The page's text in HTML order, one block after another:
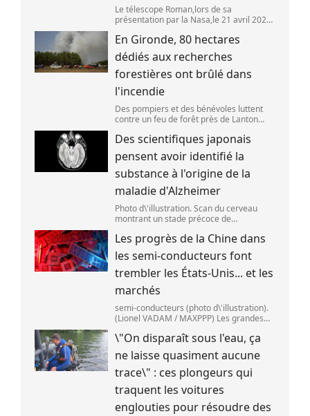
Le télescope Roman,lors de sa
présentation par la Nasa,le 21 avril 2026
LOEB )
En Gironde, 80 hectares
dédiés aux recherches
forestières ont brûlé dans
l'incendie
Des pompiers et des bénévoles luttent
contre un feu de forêt près de Lanton
Des scientifiques japonais
pensent avoir identifié la
substance à l'origine de la
maladie d'Alzheimer
Photo d\'illustration. Scan du cerveau
montrant un stade précoce de
2025 à Londres,en Angleterre. (Peter
Dazeley / Getty Images Europe)
Les progrès de la Chine dans
les semi-conducteurs font
trembler les États-Unis... et les
marchés
semi-conducteurs (photo d\'illustration).
(Lionel VADAM / MAXPPP) Les grandes
de bourse reculer,mardi 28 juillet,après
deux annonces venues de Chine. Au cœu
\"On disparaît sous l'eau, ça
ne laisse quasiment aucune
trace\" : ces plongeurs qui
traquent les voitures
englouties pour résoudre des